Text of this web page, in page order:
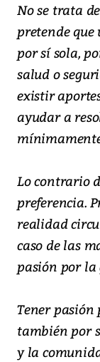
No se trata
pretende
por sí sola,
salud o
existir
ayudar a
Lo contrario
preferencia.
realidad
caso de las
pasión por la
Tener pasión
también por
y la